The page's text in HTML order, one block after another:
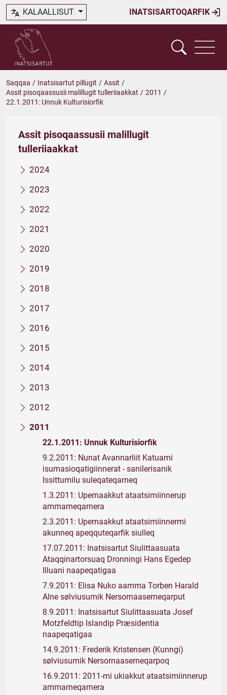
INATSISARTOQARFIK
KALAALLISUT
Saqqaa / Inatsisartut pillugit / Assit /
Assit pisoqaassusii malillugit tulleriiaakkat / 2011 /
22.1.2011: Unnuk Kulturisiorfik
Assit pisoqaassusii malillugit
tulleriiaakkat
2024
2023
2022
2021
2020
2019
2018
2017
2016
2015
2014
2013
2012
2011
22.1.2011: Unnuk Kulturisiorfik
9.2.2011: Nunat Avannarliit Katuami
isumasioqatigiinnerat - sanilerisanik
Issittumilu suleqateqarneq
1.3.2011: Upernaakkut ataatsimiinnerup
ammarneqarnera
2.3.2011: Upernaakkut ataatsimiinnermi
akunneq apeqquteqarfik siulleq
17.07.2011: Inatsisartut Siulittaasuata
Ataqqinartorsuaq Dronningi Hans Egedep
Illuani naapeqatigaa
7.9.2011: Elisa Nuko aamma Torben Harald
Alne sølviusumik Nersornaaserneqarput
8.9.2011: Inatsisartut Siulittaasuata Josef
Motzfeldtip Islandip Præsidentia
naapeqatigaa
14.9.2011: Frederik Kristensen (Kunngi)
sølviusumik Nersornaaserneqarpoq
16.9.2011: 2011-mi ukiakkut ataatsimiinnerup
ammarneqarnera